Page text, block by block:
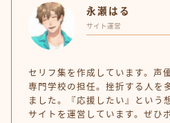
永瀬はる
サイト運営
セリフ集を作成しています。声
専門学校の担任。挫折する人を
ました。『応援したい』という
サイトを運営しています。ぜひ